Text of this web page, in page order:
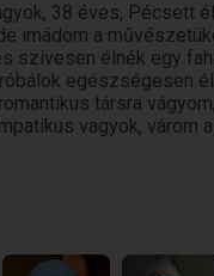
38 éves, Pécsett
imádom a
szívesen élnék egy
egészségesen
társra
vagyok, várom